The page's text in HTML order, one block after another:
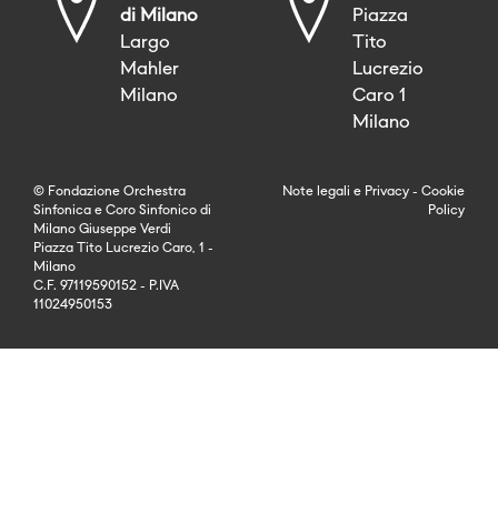
di Milano
Largo
Mahler
Milano
Piazza
Tito
Lucrezio
Caro 1
Milano
© Fondazione Orchestra
Sinfonica e Coro Sinfonico di
Milano Giuseppe Verdi
Piazza Tito Lucrezio Caro, 1 -
Milano
C.F. 97119590152 - P.IVA
11024950153
Note legali e Privacy - Cookie
Policy